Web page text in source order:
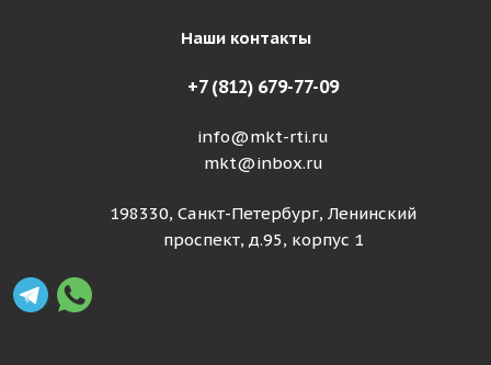
Наши контакты
+7 (812) 679-77-09
info@mkt-rti.ru
mkt@inbox.ru
198330, Санкт-Петербург, Ленинский
проспект, д.95, корпус 1